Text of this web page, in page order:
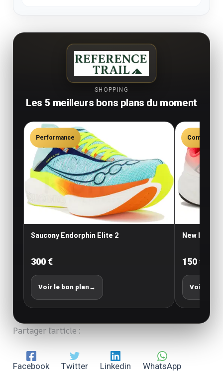
SHOPPING
Les 5 meilleurs bons plans du moment
Performance
Saucony Endorphin Elite 2
300 €
Voir le bon plan→
Confort
New
150 €
Voir le
Partager l'article :
Facebook Twitter Linkedin WhatsApp